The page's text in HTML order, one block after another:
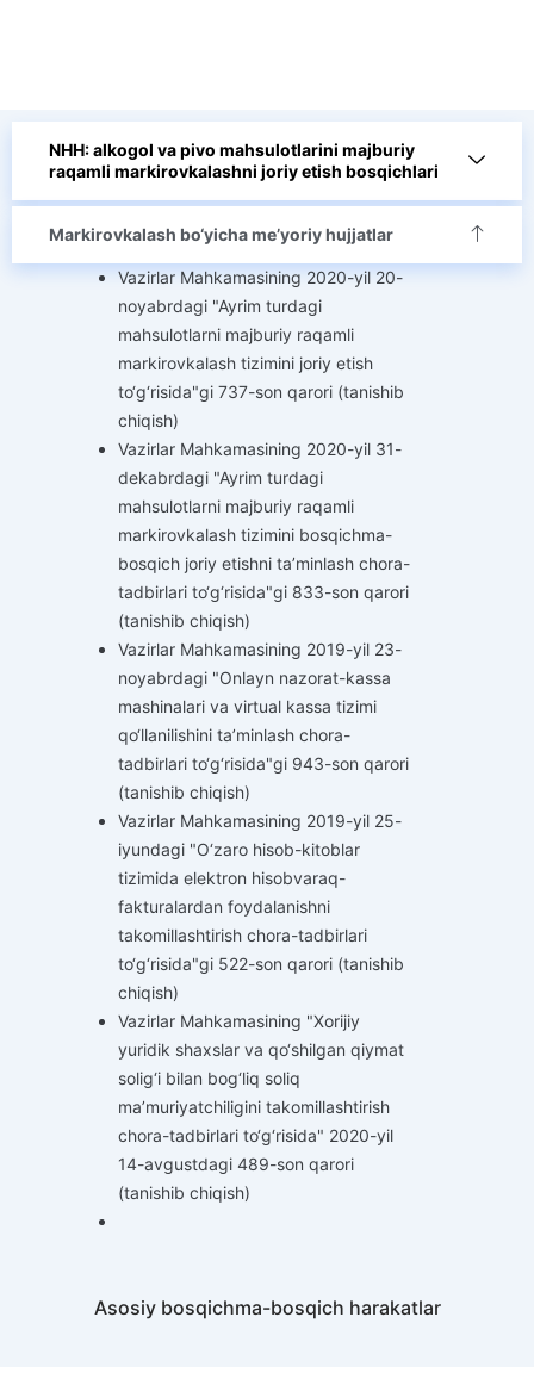
NHH: alkogol va pivo mahsulotlarini majburiy
raqamli markirovkalashni joriy etish bosqichlari
Markirovkalash bo‘yicha me’yoriy hujjatlar
Vazirlar Mahkamasining 2020-yil 20-
noyabrdagi "Ayrim turdagi
mahsulotlarni majburiy raqamli
markirovkalash tizimini joriy etish
to‘g‘risida"gi 737-son qarori (tanishib
chiqish)
Vazirlar Mahkamasining 2020-yil 31-
dekabrdagi "Ayrim turdagi
mahsulotlarni majburiy raqamli
markirovkalash tizimini bosqichma-
bosqich joriy etishni ta’minlash chora-
tadbirlari to‘g‘risida"gi 833-son qarori
(tanishib chiqish)
Vazirlar Mahkamasining 2019-yil 23-
noyabrdagi "Onlayn nazorat-kassa
mashinalari va virtual kassa tizimi
qo‘llanilishini ta’minlash chora-
tadbirlari to‘g‘risida"gi 943-son qarori
(tanishib chiqish)
Vazirlar Mahkamasining 2019-yil 25-
iyundagi "O‘zaro hisob-kitoblar
tizimida elektron hisobvaraq-
fakturalardan foydalanishni
takomillashtirish chora-tadbirlari
to‘g‘risida"gi 522-son qarori (tanishib
chiqish)
Vazirlar Mahkamasining "Xorijiy
yuridik shaxslar va qo‘shilgan qiymat
solig‘i bilan bog‘liq soliq
ma’muriyatchiligini takomillashtirish
chora-tadbirlari to‘g‘risida" 2020-yil
14-avgustdagi 489-son qarori
(tanishib chiqish)
Asosiy bosqichma-bosqich harakatlar